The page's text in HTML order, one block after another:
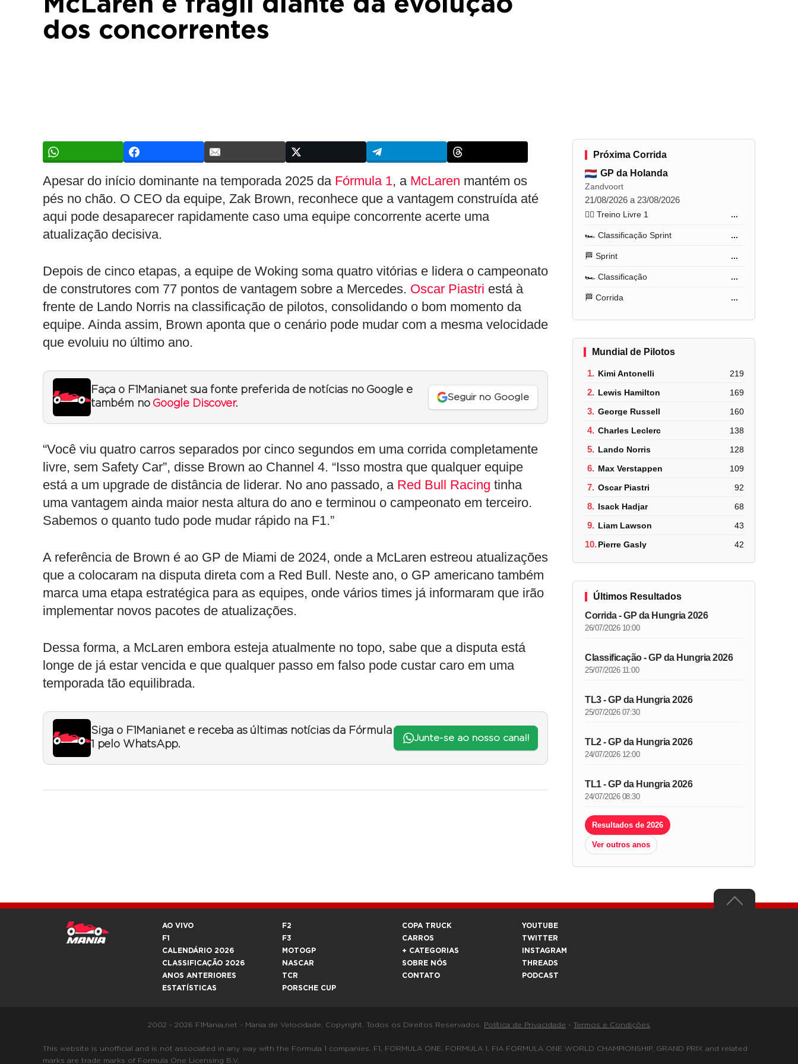
dos concorrentes
Apesar do início dominante na temporada 2025 da Fórmula 1, a McLaren mantém os
pés no chão. O CEO da equipe, Zak Brown, reconhece que a vantagem construída até
aqui pode desaparecer rapidamente caso uma equipe concorrente acerte uma
atualização decisiva.
Depois de cinco etapas, a equipe de Woking soma quatro vitórias e lidera o campeonato
de construtores com 77 pontos de vantagem sobre a Mercedes. Oscar Piastri está à
frente de Lando Norris na classificação de pilotos, consolidando o bom momento da
equipe. Ainda assim, Brown aponta que o cenário pode mudar com a mesma velocidade
que evoluiu no último ano.
Faça o F1Mania.net sua fonte preferida de notícias no Google e
também no Google Discover.
Seguir no Google
“Você viu quatro carros separados por cinco segundos em uma corrida completamente
livre, sem Safety Car”, disse Brown ao Channel 4. “Isso mostra que qualquer equipe
está a um upgrade de distância de liderar. No ano passado, a Red Bull Racing tinha
uma vantagem ainda maior nesta altura do ano e terminou o campeonato em terceiro.
Sabemos o quanto tudo pode mudar rápido na F1.”
A referência de Brown é ao GP de Miami de 2024, onde a McLaren estreou atualizações
que a colocaram na disputa direta com a Red Bull. Neste ano, o GP americano também
marca uma etapa estratégica para as equipes, onde vários times já informaram que irão
implementar novos pacotes de atualizações.
Dessa forma, a McLaren embora esteja atualmente no topo, sabe que a disputa está
longe de já estar vencida e que qualquer passo em falso pode custar caro em uma
temporada tão equilibrada.
Siga o F1Mania.net e receba as últimas notícias da Fórmula
1 pelo WhatsApp.
Junte-se ao nosso canal!
Próxima Corrida
GP da Holanda
Zandvoort
21/08/2026 a 23/08/2026
🏋️‍♂️ Treino Livre 1 ...
🏎️ Classificação Sprint ...
🏁 Sprint ...
🏎️ Classificação ...
🏁 Corrida ...
Mundial de Pilotos
1. Kimi Antonelli 219
2. Lewis Hamilton 169
3. George Russell 160
4. Charles Leclerc 138
5. Lando Norris 128
6. Max Verstappen 109
7. Oscar Piastri 92
8. Isack Hadjar 68
9. Liam Lawson 43
10.Pierre Gasly 42
Últimos Resultados
Corrida - GP da Hungria 2026
26/07/2026 10:00
Classificação - GP da Hungria 2026
25/07/2026 11:00
TL3 - GP da Hungria 2026
25/07/2026 07:30
TL2 - GP da Hungria 2026
24/07/2026 12:00
TL1 - GP da Hungria 2026
24/07/2026 08:30
Resultados de 2026
Ver outros anos
AO VIVO
F1
CALENDÁRIO 2026
CLASSIFICAÇÃO 2026
ANOS ANTERIORES
ESTATÍSTICAS
F2
F3
MOTOGP
NASCAR
TCR
PORSCHE CUP
COPA TRUCK
CARROS
+ CATEGORIAS
SOBRE NÓS
CONTATO
YOUTUBE
TWITTER
INSTAGRAM
THREADS
PODCAST
2002 - 2026 F1Mania.net - Mania de Velocidade. Copyright. Todos os Direitos Reservados. Política de Privacidade - Termos e Condições
This website is unofficial and is not associated in any way with the Formula 1 companies. F1, FORMULA ONE, FORMULA 1, FIA FORMULA ONE WORLD CHAMPIONSHIP, GRAND PRIX and related
marks are trade marks of Formula One Licensing B.V.